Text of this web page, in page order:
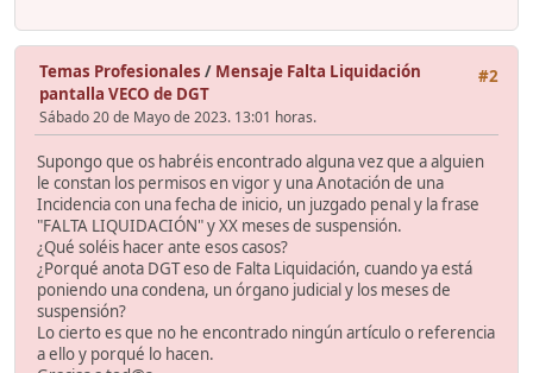
#2
Temas Profesionales / Mensaje Falta Liquidación
pantalla VECO de DGT
Sábado 20 de Mayo de 2023. 13:01 horas.
Supongo que os habréis encontrado alguna vez que a alguien
le constan los permisos en vigor y una Anotación de una
Incidencia con una fecha de inicio, un juzgado penal y la frase
"FALTA LIQUIDACIÓN" y XX meses de suspensión.
¿Qué soléis hacer ante esos casos?
¿Porqué anota DGT eso de Falta Liquidación, cuando ya está
poniendo una condena, un órgano judicial y los meses de
suspensión?
Lo cierto es que no he encontrado ningún artículo o referencia
a ello y porqué lo hacen.